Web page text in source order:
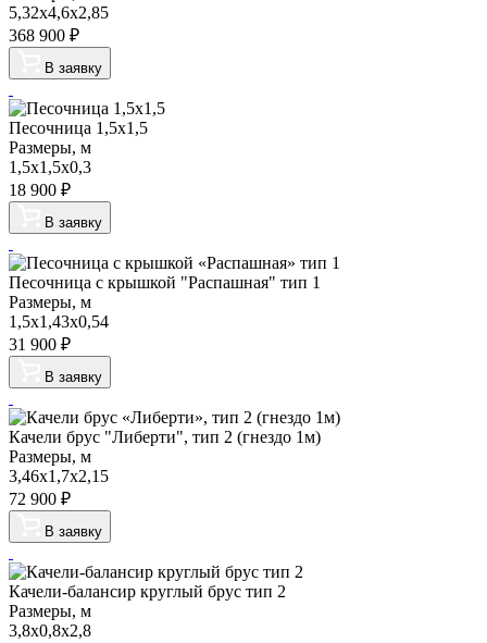
5,32х4,6х2,85
368 900 ₽
В заявку
Песочница 1,5х1,5
Размеры, м
1,5х1,5х0,3
18 900 ₽
В заявку
Песочница с крышкой "Распашная" тип 1
Размеры, м
1,5х1,43х0,54
31 900 ₽
В заявку
Качели брус "Либерти", тип 2 (гнездо 1м)
Размеры, м
3,46х1,7х2,15
72 900 ₽
В заявку
Качели-балансир круглый брус тип 2
Размеры, м
3,8х0,8х2,8